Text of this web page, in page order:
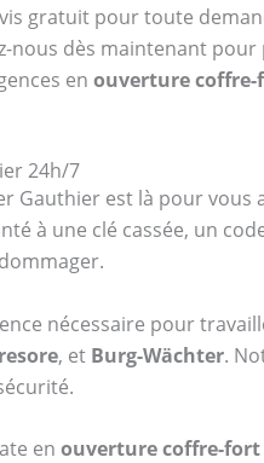
gratuit pour toute
nous dès maintenant
en ouverture coffre-
24h/7
est là pour vous
à une clé cassée, un
nécessaire pour
, et Burg-Wächter.
en ouverture coffre-fort